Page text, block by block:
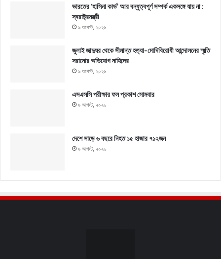
ভারতের ‘হাসিনা কার্ড’ আর বন্ধুত্বপূর্ণ সম্পর্ক একসঙ্গে যায় না :
স্বরাষ্ট্রমন্ত্রী
৯ আগস্ট, ২০২৬
জুলাই জাদুঘর থেকে সীমান্ত হত্যা-মোদিবিরোধী আন্দোলনের স্মৃতি
সরানোর অভিযোগ নাহিদের
৯ আগস্ট, ২০২৬
এসএসসি পরীক্ষার ফল প্রকাশ সোমবার
৯ আগস্ট, ২০২৬
দেশে সাড়ে ৬ বছরে নিহত ১৫ হাজার ৭১২জন
৯ আগস্ট, ২০২৬